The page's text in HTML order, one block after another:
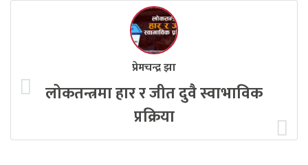
प्रेमचन्द्र झा
लोकतन्त्रमा हार र जीत दुवै स्वाभाविक
प्रक्रिया